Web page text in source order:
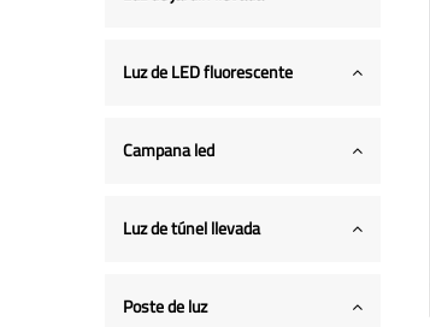
Luz de LED fluorescente
Campana led
Luz de túnel llevada
Poste de luz